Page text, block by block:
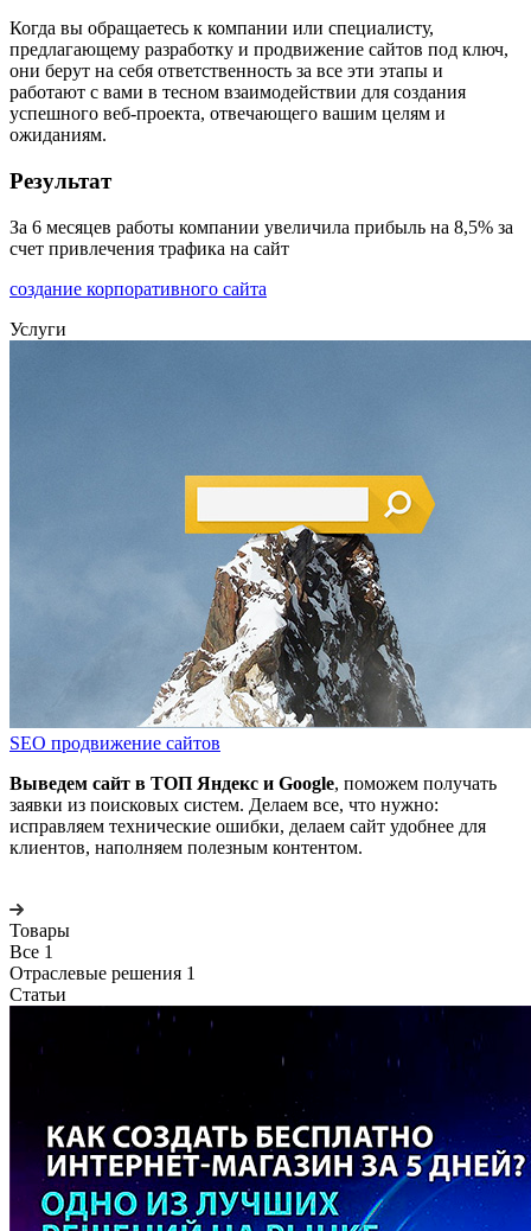
Когда вы обращаетесь к компании или специалисту,
предлагающему разработку и продвижение сайтов под ключ,
они берут на себя ответственность за все эти этапы и
работают с вами в тесном взаимодействии для создания
успешного веб-проекта, отвечающего вашим целям и
ожиданиям.
Результат
За 6 месяцев работы компании увеличила прибыль на 8,5% за
счет привлечения трафика на сайт
создание корпоративного сайта
Услуги
SEO продвижение сайтов
Выведем сайт в ТОП Яндекс и Google, поможем получать
заявки из поисковых систем. Делаем все, что нужно:
исправляем технические ошибки, делаем сайт удобнее для
клиентов, наполняем полезным контентом.
Товары
Все 1
Отраслевые решения 1
Статьи